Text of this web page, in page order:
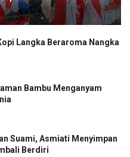
Langka Beraroma Nangka
Bambu Menganyam
Suami, Asmiati Menyimpan
Berdiri